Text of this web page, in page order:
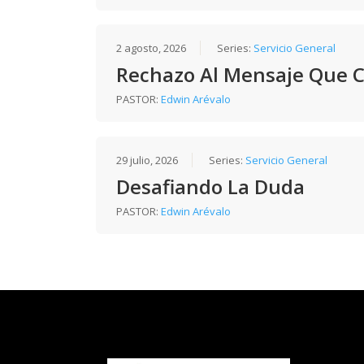
2 agosto, 2026 Series: Servicio General
Rechazo Al Mensaje Que
PASTOR:Edwin Arévalo
29 julio, 2026 Series: Servicio General
Desafiando La Duda
PASTOR:Edwin Arévalo